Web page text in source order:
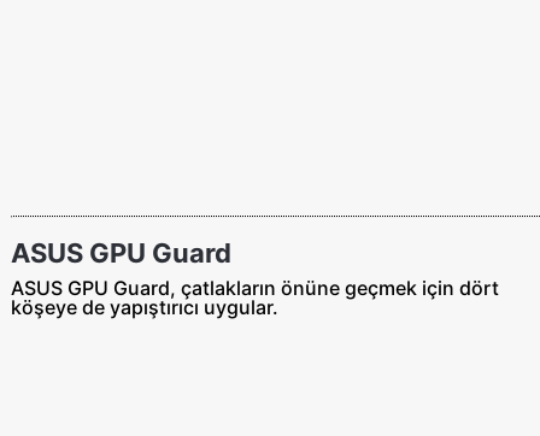
ASUS GPU Guard
ASUS GPU Guard, çatlakların önüne geçmek için dört
köşeye de yapıştırıcı uygular.